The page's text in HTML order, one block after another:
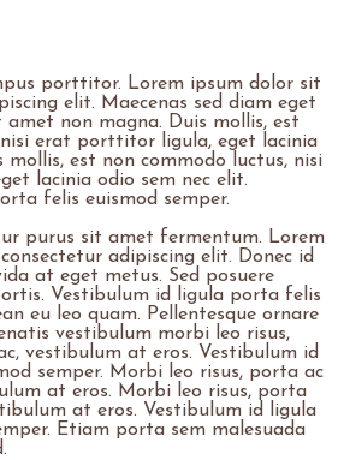
porttitor. Lorem ipsum dolor sit
elit. Maecenas sed diam eget
non magna. Duis mollis, est
erat porttitor ligula, eget lacinia
mollis, est non commodo luctus, nisi
lacinia odio sem nec elit.
felis euismod semper.
purus sit amet fermentum. Lorem
adipiscing elit. Donec id
at eget metus. Sed posuere
Vestibulum id ligula porta felis
eu leo quam. Pellentesque ornare
vestibulum morbi leo risus,
vestibulum at eros. Vestibulum id
semper. Morbi leo risus, porta ac
at eros. Morbi leo risus, porta
at eros. Vestibulum id ligula
Etiam porta sem malesuada